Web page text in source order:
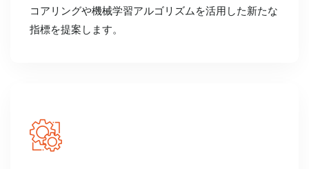
コアリングや機械学習アルゴリズムを活用した新たな
指標を提案します。